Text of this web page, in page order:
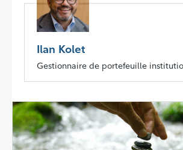
Ilan Kolet
Gestionnaire de portefeuille